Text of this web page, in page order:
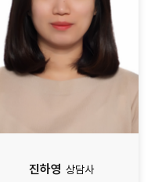
진하영 상담사